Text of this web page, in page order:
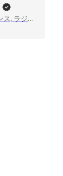
フリーランス, ラジオDJ・ナビゲーター